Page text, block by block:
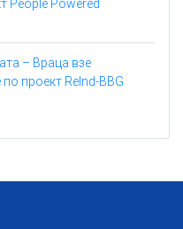
– Враца взе
проект ReInd-BBG